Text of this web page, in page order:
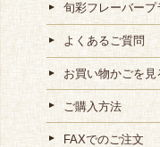
旬彩フレーバープ
よくあるご質問
お買い物かごを見
ご購入方法
FAXでのご注文